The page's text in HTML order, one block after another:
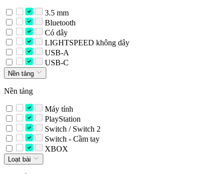
3.5 mm
Bluetooth
Có dây
LIGHTSPEED không dây
USB-A
USB-C
Nền tảng
Nền tảng
Máy tính
PlayStation
Switch / Switch 2
Switch - Cầm tay
XBOX
Loạt bài